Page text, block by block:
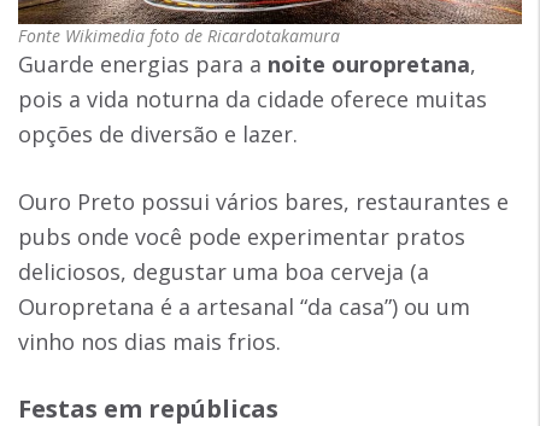
Fonte Wikimedia foto de Ricardotakamura
Guarde energias para a noite ouropretana,
pois a vida noturna da cidade oferece muitas
opções de diversão e lazer.
Ouro Preto possui vários bares, restaurantes e
pubs onde você pode experimentar pratos
deliciosos, degustar uma boa cerveja (a
Ouropretana é a artesanal “da casa”) ou um
vinho nos dias mais frios.
Festas em repúblicas